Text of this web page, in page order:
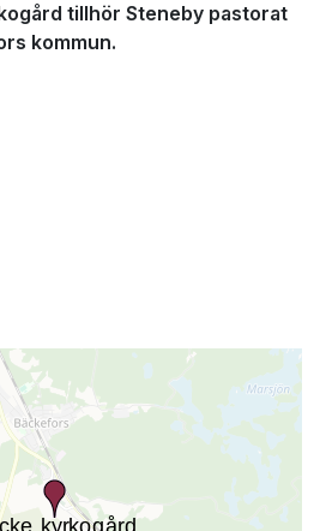
tillhör Steneby pastorat
kommun.